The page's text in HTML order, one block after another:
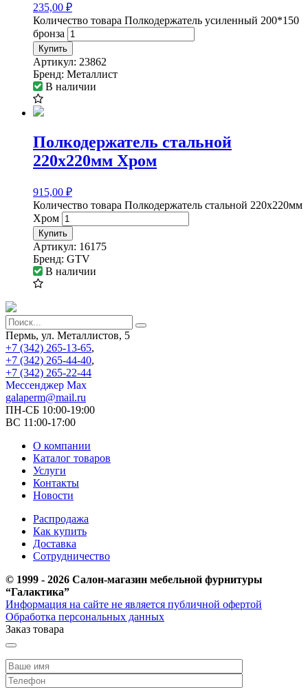
235,00 ₽
Количество товара Полкодержатель усиленный 200*150
бронза
Купить
Артикул: 23862
Бренд: Металлист
В наличии
Полкодержатель стальной
220х220мм Хром
915,00 ₽
Количество товара Полкодержатель стальной 220х220мм
Хром
Купить
Артикул: 16175
Бренд: GTV
В наличии
Пермь, ул. Металлистов, 5
+7 (342) 265-13-65,
+7 (342) 265-44-40,
+7 (342) 265-22-44
Мессенджер Мах
galaperm@mail.ru
ПН-СБ 10:00-19:00
ВС 11:00-17:00
О компании
Каталог товаров
Услуги
Контакты
Новости
Распродажа
Как купить
Доставка
Сотрудничество
© 1999 - 2026 Салон-магазин мебельной фурнитуры
“Галактика”
Информация на сайте не является публичной офертой
Обработка персональных данных
Заказ товара